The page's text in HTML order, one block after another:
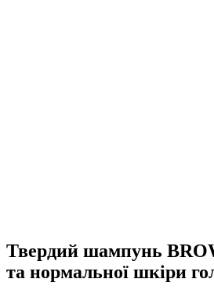
Твердий шампунь
та нормальної шкіри